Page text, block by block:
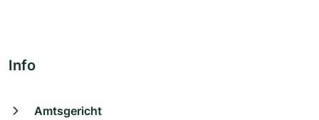
Info
Amtsgericht